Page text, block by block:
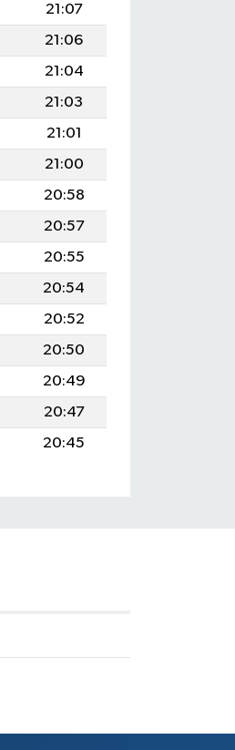
21:07
21:06
21:04
21:03
21:01
21:00
20:58
20:57
20:55
20:54
20:52
20:50
20:49
20:47
20:45